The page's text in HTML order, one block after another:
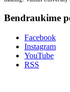
Bendraukime
Facebook
Instagram
YouTube
RSS